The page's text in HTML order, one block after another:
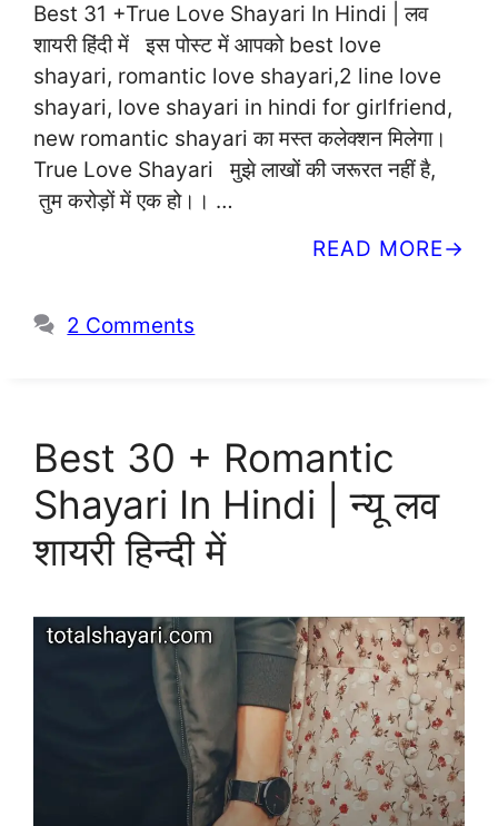
Best 31 +True Love Shayari In Hindi | लव
शायरी हिंदी में इस पोस्ट में आपको best love
shayari, romantic love shayari,2 line love
shayari, love shayari in hindi for girlfriend,
new romantic shayari का मस्त कलेक्शन मिलेगा।
True Love Shayari मुझे लाखों की जरूरत नहीं है,
तुम करोड़ों में एक हो।। …
READ MORE
2 Comments
Best 30 + Romantic
Shayari In Hindi | न्यू लव
शायरी हिन्दी में